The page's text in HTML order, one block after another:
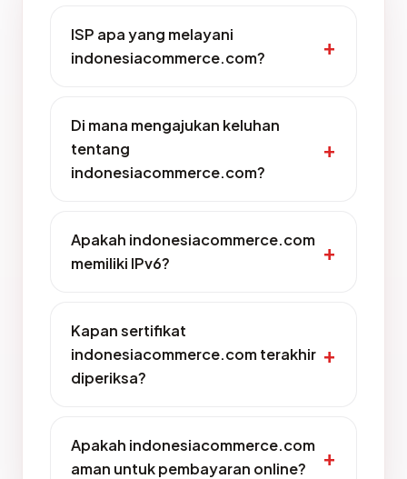
ISP apa yang melayani
indonesiacommerce.com?
Di mana mengajukan keluhan
tentang
indonesiacommerce.com?
Apakah indonesiacommerce.com
memiliki IPv6?
Kapan sertifikat
indonesiacommerce.com terakhir
diperiksa?
Apakah indonesiacommerce.com
aman untuk pembayaran online?